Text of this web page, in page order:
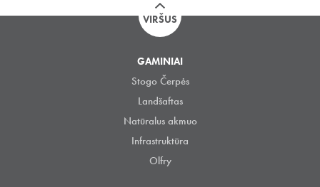
VIRŠUS
GAMINIAI
Stogo Čerpės
Landšaftas
Natūralus akmuo
Infrastruktūra
Olfry